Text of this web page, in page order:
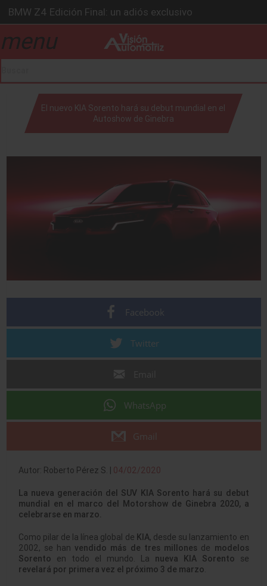
BMW Z4 Edición Final: un adiós exclusivo
Ventas se estabilizan: INEGI
Chirey lanzará su primera pick-up en 2026
menu
El nuevo KIA Sorento hará su debut mundial en el
Autoshow de Ginebra
Facebook
Twitter
WhatsApp
Gmail
Autor: Roberto Pérez S. | 04/02/2020
La nueva generación del SUV KIA Sorento hará su debut
mundial en el marco del Motorshow de Ginebra 2020, a
celebrarse en marzo.
Como pilar de la línea global de KIA, desde su lanzamiento en
2002, se hanvendido más de tres millones de modelos
Sorento en todo el mundo. La nueva KIA Sorento se
revelará por primera vez el próximo 3 de marzo.